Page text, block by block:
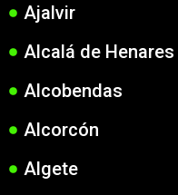
Ajalvir
Alcalá de Henares
Alcobendas
Alcorcón
Algete